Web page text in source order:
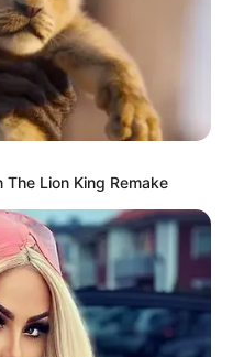
Lion King Remake